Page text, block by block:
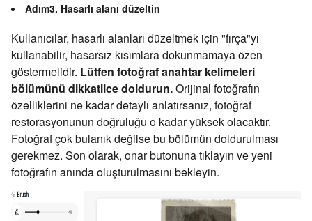
Adım3. Hasarlı alanı düzeltin
Kullanıcılar, hasarlı alanları düzeltmek için "fırça"yı
kullanabilir, hasarsız kısımlara dokunmamaya özen
göstermelidir. Lütfen fotoğraf anahtar kelimeleri
bölümünü dikkatlice doldurun.Orijinal fotoğrafın
özelliklerini ne kadar detaylı anlatırsanız, fotoğraf
restorasyonunun doğruluğu o kadar yüksek olacaktır.
Fotoğraf çok bulanık değilse bu bölümün doldurulması
gerekmez. Son olarak, onar butonuna tıklayın ve yeni
fotoğrafın anında oluşturulmasını bekleyin.